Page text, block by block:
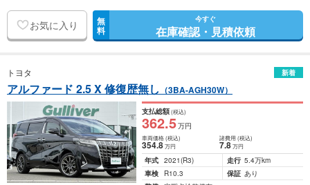
お気に入り 無
料
今すぐ
在庫確認・見積依頼
トヨタ 新着
アルファード 2.5 X 修復歴無し （3BA-AGH30W）
支払総額(税込)
362.5万円
車両価格(税込)
354.8万円
諸費用 (税込)
7.8 万円
年式 2021(R3) 走行 5.4万km
車検
R10.3 保証 あり